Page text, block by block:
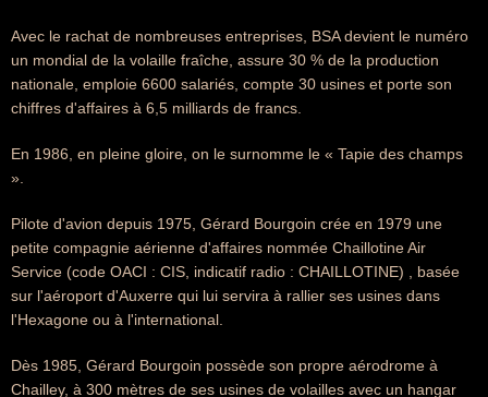
Avec le rachat de nombreuses entreprises, BSA devient le numéro
un mondial de la volaille fraîche, assure 30 % de la production
nationale, emploie 6600 salariés, compte 30 usines et porte son
chiffres d'affaires à 6,5 milliards de francs.
En 1986, en pleine gloire, on le surnomme le « Tapie des champs
».
Pilote d'avion depuis 1975, Gérard Bourgoin crée en 1979 une
petite compagnie aérienne d'affaires nommée Chaillotine Air
Service (code OACI : CIS, indicatif radio : CHAILLOTINE) , basée
sur l'aéroport d'Auxerre qui lui servira à rallier ses usines dans
l'Hexagone ou à l'international.
Dès 1985, Gérard Bourgoin possède son propre aérodrome à
Chailley, à 300 mètres de ses usines de volailles avec un hangar